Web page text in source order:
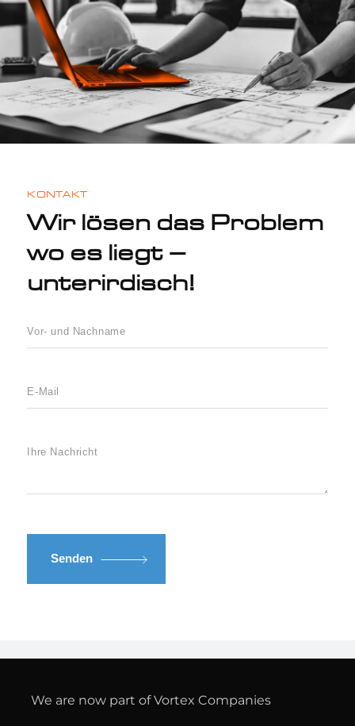
KONTAKT
Wir lösen das Problem
wo es liegt –
unterirdisch!
Senden
We are now part of Vortex Companies